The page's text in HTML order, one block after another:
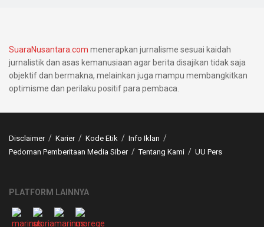
SuaraNusantara.com menerapkan jurnalisme sesuai kaidah
jurnalistik dan asas kemanusiaan agar berita disajikan tidak saja
objektif dan bermakna, melainkan juga mampu membangkitkan
optimisme dan perilaku positif para pembaca.
Disclaimer Karier Kode Etik
Info Iklan
Pedoman Pemberitaan Media Siber
Tentang Kami UU Pers
PLATFORM LAINNYA